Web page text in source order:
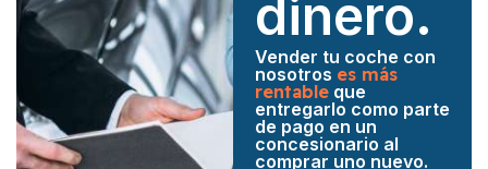
dinero.
Vender tu coche con
nosotros es más
rentableque
entregarlo como parte
de pago en un
concesionario al
comprar uno nuevo.